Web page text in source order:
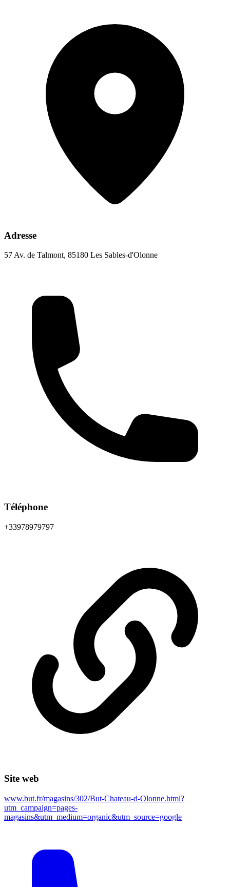
Adresse
57 Av. de Talmont, 85180 Les Sables-d'Olonne
Téléphone
+33978979797
Site web
www.but.fr/magasins/302/But-Chateau-d-Olonne.html?
utm_campaign=pages-
magasins&utm_medium=organic&utm_source=google